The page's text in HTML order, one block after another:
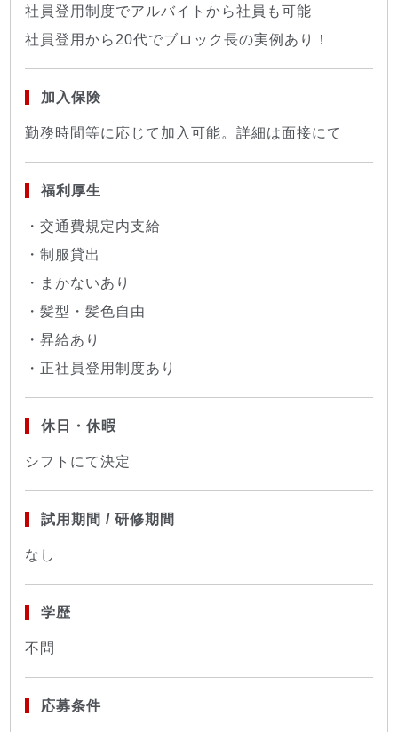
社員登用制度でアルバイトから社員も可能
社員登用から20代でブロック長の実例あり！
加入保険
勤務時間等に応じて加入可能。詳細は面接にて
福利厚生
・交通費規定内支給
・制服貸出
・まかないあり
・髪型・髪色自由
・昇給あり
・正社員登用制度あり
休日・休暇
シフトにて決定
試用期間 / 研修期間
なし
学歴
不問
応募条件